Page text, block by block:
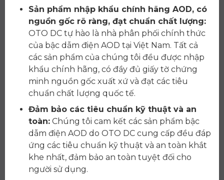
Sản phẩm nhập khẩu chính hãng AOD, có
nguồn gốc rõ ràng, đạt chuẩn chất lượng:
OTO DC tự hào là nhà phân phối chính thức
của bậc dẫm điện AOD tại Việt Nam. Tất cả
các sản phẩm của chúng tôi đều được nhập
khẩu chính hãng, có đầy đủ giấy tờ chứng
minh nguồn gốc xuất xứ và đạt các tiêu
chuẩn chất lượng quốc tế.
Đảm bảo các tiêu chuẩn kỹ thuật và an
toàn: Chúng tôi cam kết các sản phẩm bậc
dẫm điện AOD do OTO DC cung cấp đều đáp
ứng các tiêu chuẩn kỹ thuật và an toàn khắt
khe nhất, đảm bảo an toàn tuyệt đối cho
người sử dụng.